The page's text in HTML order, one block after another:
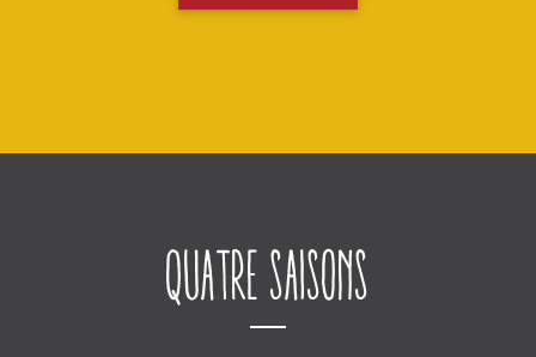
Quatre saisons